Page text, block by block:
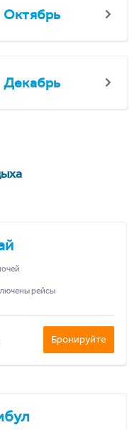
Октябрь
Декабрь
рейсы
Бронируйте